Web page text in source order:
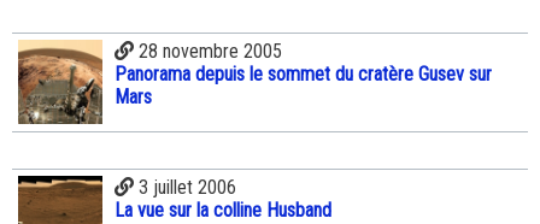
28 novembre 2005
Panorama depuis le sommet du cratère Gusev sur
Mars
3 juillet 2006
La vue sur la colline Husband